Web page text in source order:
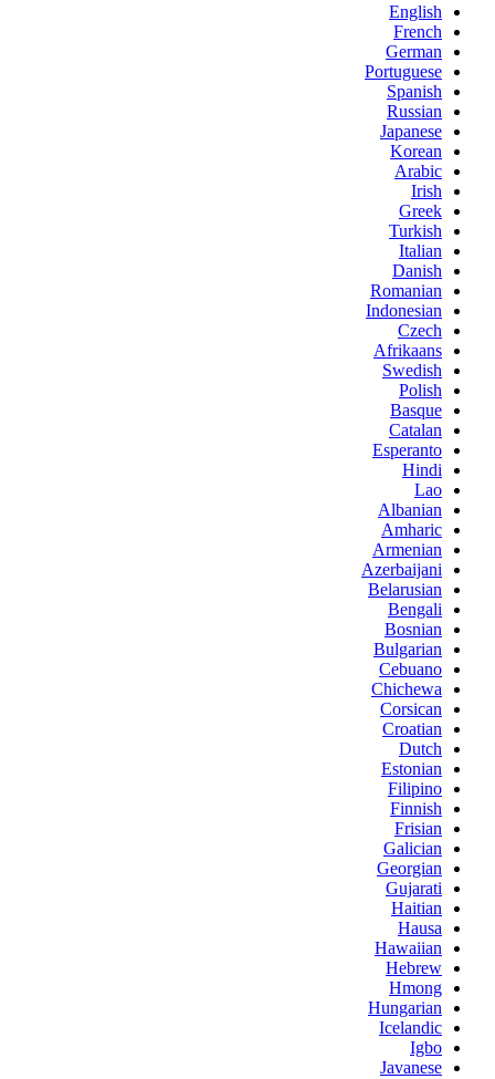
English
French
German
Portuguese
Spanish
Russian
Japanese
Korean
Arabic
Irish
Greek
Turkish
Italian
Danish
Romanian
Indonesian
Czech
Afrikaans
Swedish
Polish
Basque
Catalan
Esperanto
Hindi
Lao
Albanian
Amharic
Armenian
Azerbaijani
Belarusian
Bengali
Bosnian
Bulgarian
Cebuano
Chichewa
Corsican
Croatian
Dutch
Estonian
Filipino
Finnish
Frisian
Galician
Georgian
Gujarati
Haitian
Hausa
Hawaiian
Hebrew
Hmong
Hungarian
Icelandic
Igbo
Javanese